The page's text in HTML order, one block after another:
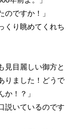
ですか！」
くり眺めてくれち
見目麗しい御方と
りました！どうで
！？」
説いているのです